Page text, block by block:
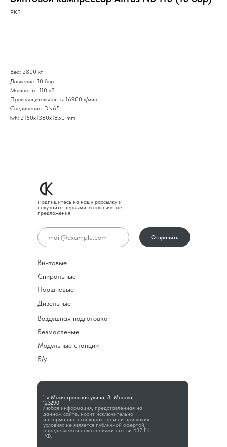
РКЗ
Вес: 2800 кг
Давление: 10 бар
Мощность: 110 кВт
Производительность: 16900 л/мин
Соединение: DN65
lwh: 2150x1380x1850 mm
Любая информация, представленная на
данном сайте, носит исключительно
информационный характер и ни при каких
условиях не является публичной офертой,
определяемой положениями статьи 437 ГК
РФ.
1-я Магистральная улица, 8, Москва,
123290
Подпишитесь на нашу рассылку и
получайте первыми эксклюзивные
предложения
Винтовые
Спиральные
Поршневые
Дизельные
Воздушная подготовка
Безмасленые
Модульные станции
Б/у
Отправить